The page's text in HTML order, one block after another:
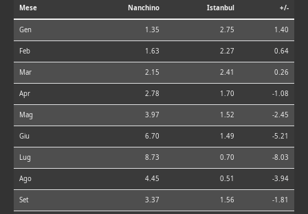
Mese Nanchino Istanbul +/-
Gen 1.35 2.75 1.40
Feb 1.63 2.27 0.64
Mar 2.15 2.41 0.26
Apr 2.78 1.70 -1.08
Mag 3.97 1.52 -2.45
Giu 6.70 1.49 -5.21
Lug 8.73 0.70 -8.03
Ago 4.45 0.51 -3.94
Set 3.37 1.56 -1.81